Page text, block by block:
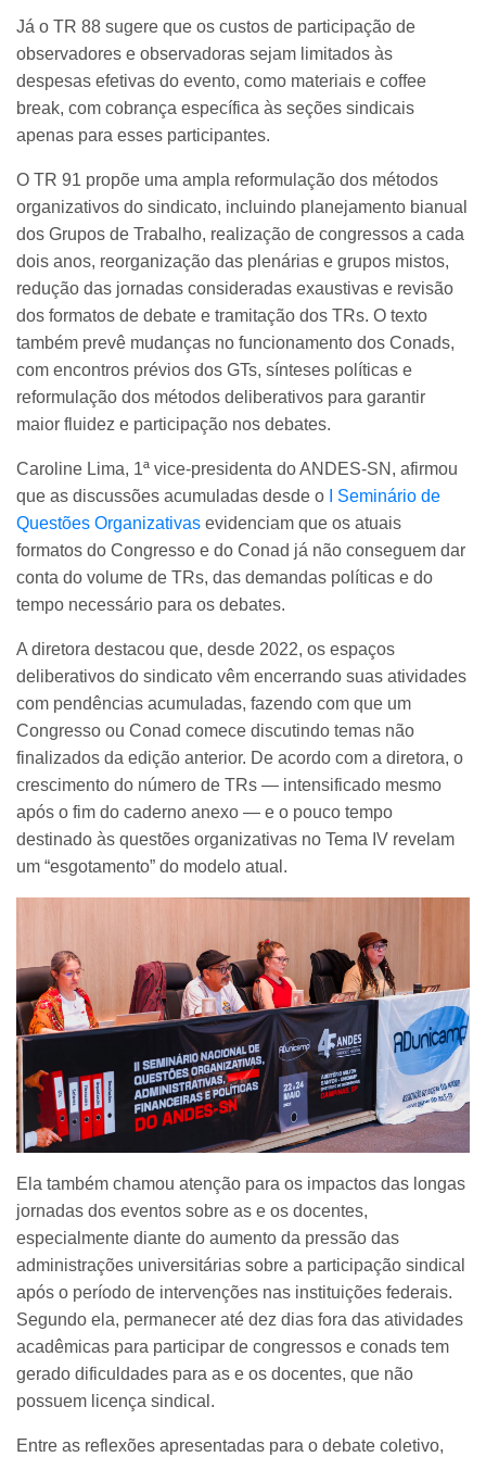
Já o TR 88 sugere que os custos de participação de
observadores e observadoras sejam limitados às
despesas efetivas do evento, como materiais e coffee
break, com cobrança específica às seções sindicais
apenas para esses participantes.
O TR 91 propõe uma ampla reformulação dos métodos
organizativos do sindicato, incluindo planejamento bianual
dos Grupos de Trabalho, realização de congressos a cada
dois anos, reorganização das plenárias e grupos mistos,
redução das jornadas consideradas exaustivas e revisão
dos formatos de debate e tramitação dos TRs. O texto
também prevê mudanças no funcionamento dos Conads,
com encontros prévios dos GTs, sínteses políticas e
reformulação dos métodos deliberativos para garantir
maior fluidez e participação nos debates.
Caroline Lima, 1ª vice-presidenta do ANDES-SN, afirmou
que as discussões acumuladas desde o
I Seminário de
Questões Organizativas evidenciam que os atuais
formatos do Congresso e do Conad já não conseguem dar
conta do volume de TRs, das demandas políticas e do
tempo necessário para os debates.
A diretora destacou que, desde 2022, os espaços
deliberativos do sindicato vêm encerrando suas atividades
com pendências acumuladas, fazendo com que um
Congresso ou Conad comece discutindo temas não
finalizados da edição anterior. De acordo com a diretora, o
crescimento do número de TRs — intensificado mesmo
após o fim do caderno anexo — e o pouco tempo
destinado às questões organizativas no Tema IV revelam
um “esgotamento” do modelo atual.
Ela também chamou atenção para os impactos das longas
jornadas dos eventos sobre as e os docentes,
especialmente diante do aumento da pressão das
administrações universitárias sobre a participação sindical
após o período de intervenções nas instituições federais.
Segundo ela, permanecer até dez dias fora das atividades
acadêmicas para participar de congressos e conads tem
gerado dificuldades para as e os docentes, que não
possuem licença sindical.
Entre as reflexões apresentadas para o debate coletivo,